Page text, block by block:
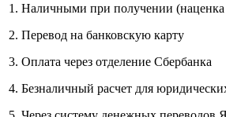
1. Наличными при получении (наценка
2. Перевод на банковскую карту
3. Оплата через отделение Сбербанка
4. Безналичный расчет для